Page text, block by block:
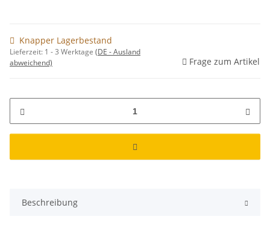
Knapper Lagerbestand
Lieferzeit: 1 - 3 Werktage (DE - Ausland
abweichend)
Frage zum Artikel
Beschreibung